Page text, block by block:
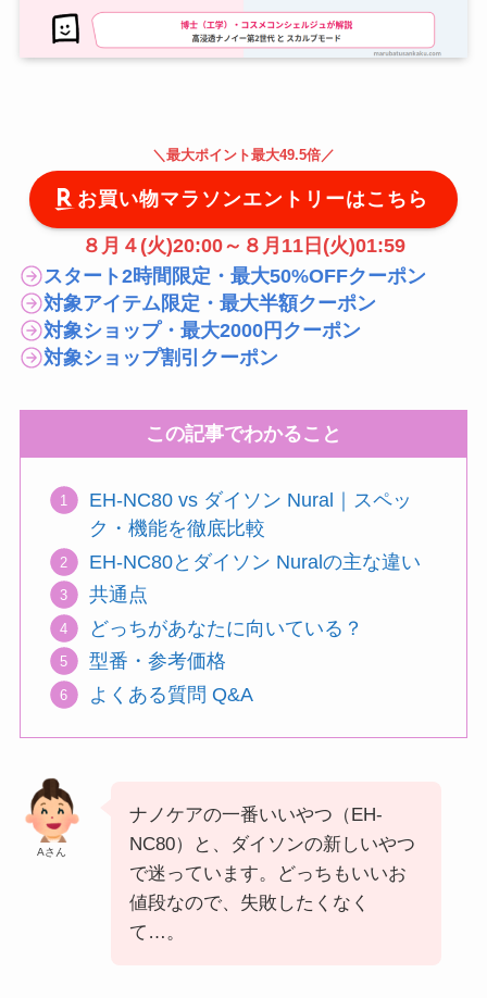
＼ 最大ポイント最大49.5倍 ／
お買い物マラソンエントリーはこちら
８月４(火)20:00～８月11日(火)01:59
スタート2時間限定・最大50%OFFクーポン
対象アイテム限定・最大半額クーポン
対象ショップ・最大2000円クーポン
対象ショップ割引クーポン
この記事でわかること
EH-NC80 vs ダイソン Nural｜スペッ
ク・機能を徹底比較
EH-NC80とダイソン Nuralの主な違い
共通点
どっちがあなたに向いている？
型番・参考価格
よくある質問 Q&A
Aさん
ナノケアの一番いいやつ（EH-
NC80）と、ダイソンの新しいやつ
で迷っています。どっちもいいお
値段なので、失敗したくなく
て…。